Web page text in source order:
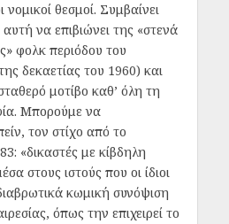
νομικοί θεσμοί. Συμβαίνει
να επιβιώνει της «στενά
φολκ περιόδου του
δεκαετίας του 1960) και
μοτίβο καθ’ όλη τη
Μπορούμε να
τον στίχο από το
«δικαστές με κίβδηλη
στους ιστούς που οι ίδιοι
κωμική συνόψιση
όπως την επιχειρεί το